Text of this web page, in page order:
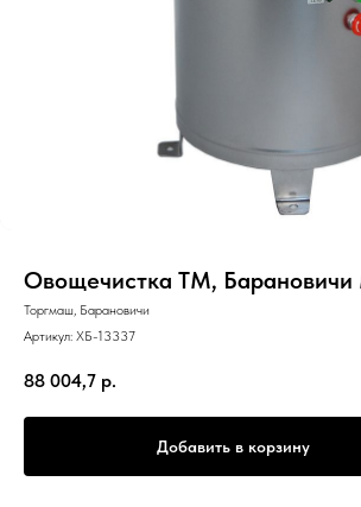
Овощечистка ТМ,
Торгмаш, Барановичи
Артикул: ХБ-13337
88 004,7 р.
Добавить в корзину